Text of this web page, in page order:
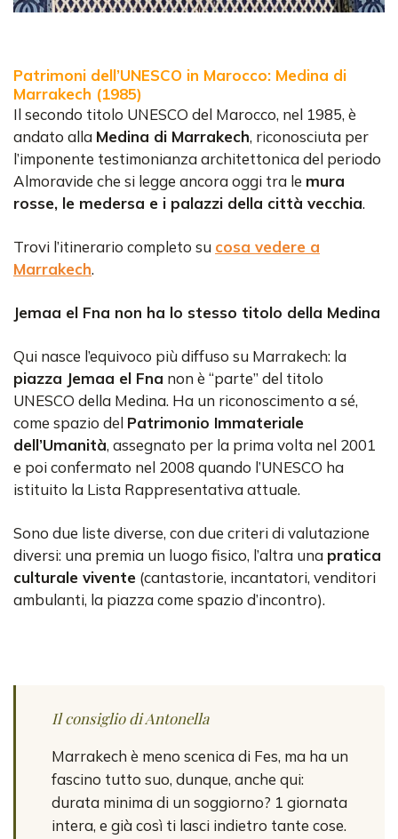
Patrimoni dell’UNESCO in Marocco: Medina di
Marrakech (1985)
Il secondo titolo UNESCO del Marocco, nel 1985, è
andato alla Medina di Marrakech, riconosciuta per
l’imponente testimonianza architettonica del periodo
Almoravide che si legge ancora oggi tra le mura
rosse, le medersa e i palazzi della città vecchia.
Trovi l’itinerario completo su cosa vedere a
Marrakech.
Jemaa el Fna non ha lo stesso titolo della Medina
Qui nasce l’equivoco più diffuso su Marrakech: la
piazza Jemaa el Fna non è “parte” del titolo
UNESCO della Medina. Ha un riconoscimento a sé,
come spazio del Patrimonio Immateriale
dell’Umanità, assegnato per la prima volta nel 2001
e poi confermato nel 2008 quando l’UNESCO ha
istituito la Lista Rappresentativa attuale.
Sono due liste diverse, con due criteri di valutazione
diversi: una premia un luogo fisico, l’altra una pratica
culturale vivente (cantastorie, incantatori, venditori
ambulanti, la piazza come spazio d’incontro).
Il consiglio di Antonella
Marrakech è meno scenica di Fes, ma ha un
fascino tutto suo, dunque, anche qui:
durata minima di un soggiorno? 1 giornata
intera, e già così ti lasci indietro tante cose.